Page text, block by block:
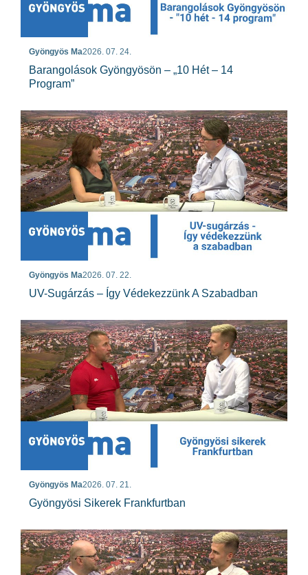
Gyöngyös Ma2026. 07. 24.
Barangolások Gyöngyösön – „10 Hét – 14
Program”
Gyöngyös Ma2026. 07. 22.
UV-Sugárzás – Így Védekezzünk A Szabadban
Gyöngyös Ma2026. 07. 21.
Gyöngyösi Sikerek Frankfurtban